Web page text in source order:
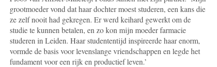
grootmoeder vond dat haar dochter moest studeren, een kans die
ze zelf nooit had gekregen. Er werd keihard gewerkt om de
studie te kunnen betalen, en zo kon mijn moeder farmacie
studeren in Leiden. Haar studententijd inspireerde haar enorm,
vormde de basis voor levenslange vriendschappen en legde het
fundament voor een rijk en productief leven.’